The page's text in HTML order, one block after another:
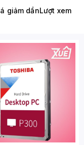
giảm dầnLượt xem